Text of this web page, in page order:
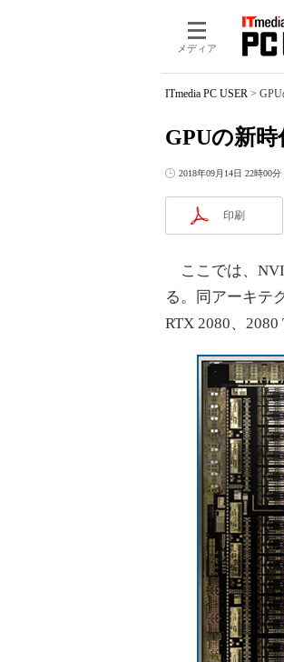
メディア
ITmedia PC USER >
GPUの新
2018年09月14日 22時00分
印刷
ここでは、
る。同アーキテ
RTX 2080、2080